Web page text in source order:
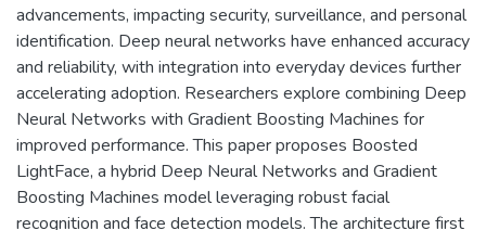
advancements, impacting security, surveillance, and personal
identification. Deep neural networks have enhanced accuracy
and reliability, with integration into everyday devices further
accelerating adoption. Researchers explore combining Deep
Neural Networks with Gradient Boosting Machines for
improved performance. This paper proposes Boosted
LightFace, a hybrid Deep Neural Networks and Gradient
Boosting Machines model leveraging robust facial
recognition and face detection models. The architecture first